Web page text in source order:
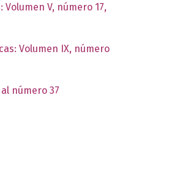
V, número 17,
Volumen IX, número
número 37